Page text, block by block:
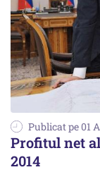
Publicat pe 01
Profitul net
2014